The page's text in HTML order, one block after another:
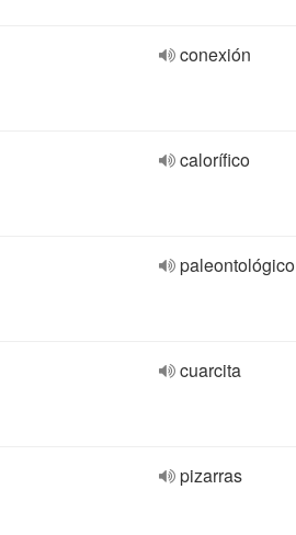
conexión
calorífico
paleontológico
cuarcita
pizarras